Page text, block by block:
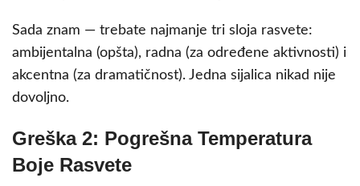
Sada znam — trebate najmanje tri sloja rasvete:
ambijentalna (opšta), radna (za određene aktivnosti) i
akcentna (za dramatičnost). Jedna sijalica nikad nije
dovoljno.
Greška 2: Pogrešna Temperatura
Boje Rasvete